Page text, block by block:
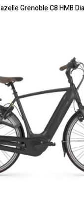
ville,Velos
Grenoble C8 HMB